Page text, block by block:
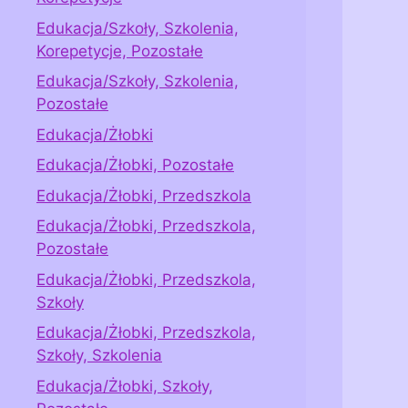
Edukacja/Szkoły, Szkolenia,
Korepetycje, Pozostałe
Edukacja/Szkoły, Szkolenia,
Pozostałe
Edukacja/Żłobki
Edukacja/Żłobki, Pozostałe
Edukacja/Żłobki, Przedszkola
Edukacja/Żłobki, Przedszkola,
Pozostałe
Edukacja/Żłobki, Przedszkola,
Szkoły
Edukacja/Żłobki, Przedszkola,
Szkoły, Szkolenia
Edukacja/Żłobki, Szkoły,